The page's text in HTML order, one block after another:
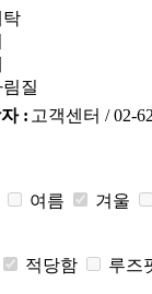
: 고객센터 / 02-
여름 겨울
적당함 루즈